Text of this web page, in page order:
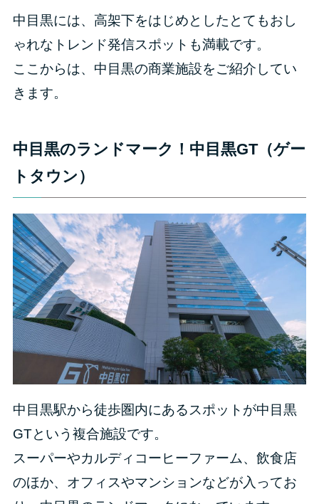
中目黒には、高架下をはじめとしたとてもおし
ゃれなトレンド発信スポットも満載です。
ここからは、中目黒の商業施設をご紹介してい
きます。
中目黒のランドマーク！中目黒GT（ゲー
トタウン）
中目黒駅から徒歩圏内にあるスポットが中目黒
GTという複合施設です。
スーパーやカルディコーヒーファーム、飲食店
のほか、オフィスやマンションなどが入ってお